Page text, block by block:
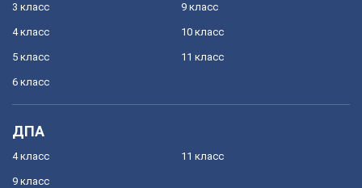
3 класс
4 класс
5 класс
6 класс
9 класс
10 класс
11 класс
ДПА
4 класс
9 класс
11 класс